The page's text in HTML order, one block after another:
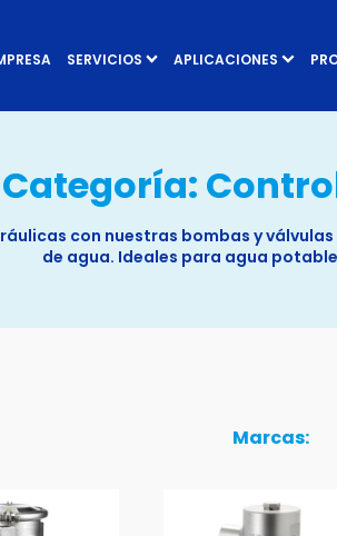
SERVICIOS APLICACIONES
Categoría:
con nuestras bombas y
de agua. Ideales para agua
Marcas: